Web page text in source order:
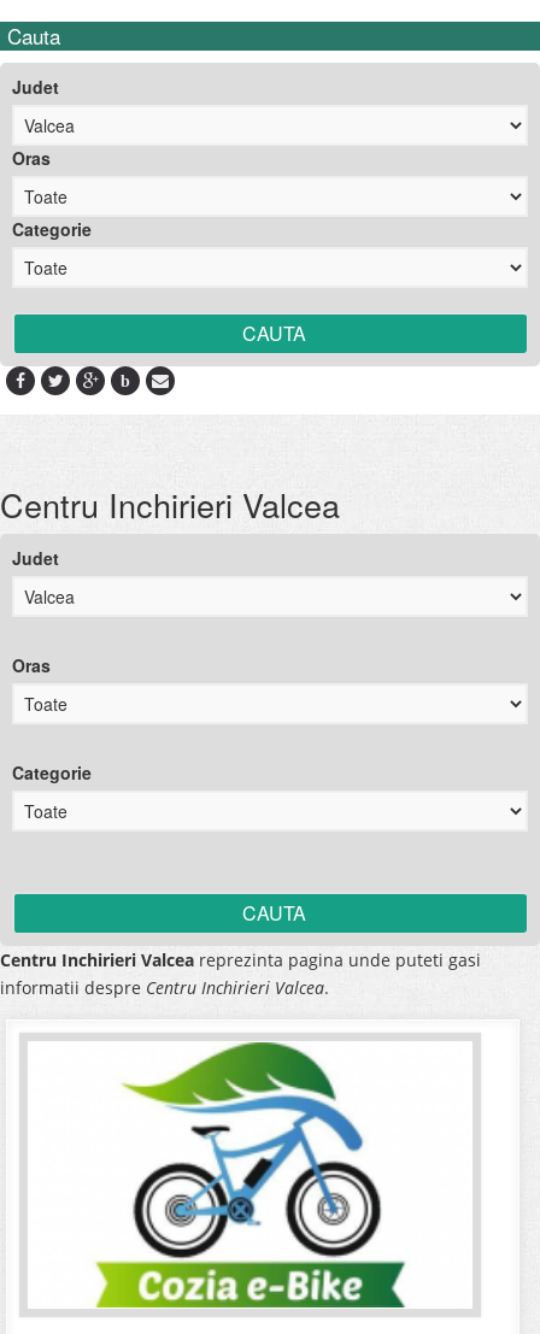
Cauta
Judet
Oras
Categorie
b
Centru Inchirieri Valcea
Judet
Oras
Categorie
Centru Inchirieri Valcea reprezinta pagina unde puteti gasi
informatii despre Centru Inchirieri Valcea.